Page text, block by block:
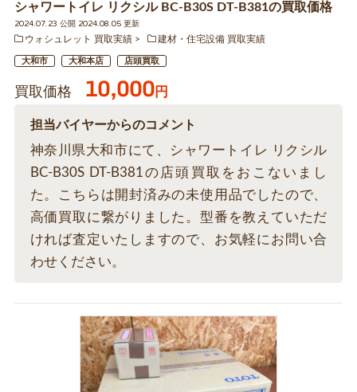
シャワートイレ リクシル BC-B30S DT-B381の買取価格
2024.07.23 公開 2024.08.05 更新
ウォシュレット 買取実績
建材・住宅設備 買取実績
大和市 大和本店 店頭買取
買取価格 10,000円
担当バイヤーからのコメント
神奈川県大和市にて、シャワートイレ リクシル
BC-B30S DT-B381の店頭買取をおこないまし
た。こちらは開封済みの未使用品でしたので、
高価買取に繋がりました。型番を教えていただ
ければ査定いたしますので、お気軽にお問い合
わせください。